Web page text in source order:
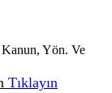
Kanun, Yön. Ve
Tıklayın